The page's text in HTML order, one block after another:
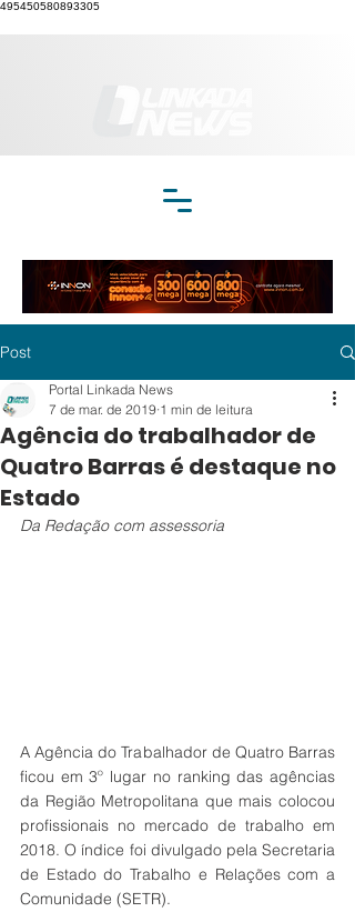
495450580893305
Post
Agência do trabalhador de
Quatro Barras é destaque no
Estado
Portal Linkada News
7 de mar. de 2019 1 min de leitura
Da Redação com assessoria
A Agência do Trabalhador de Quatro Barras
ficou em 3º lugar no ranking das agências
da Região Metropolitana que mais colocou
profissionais no mercado de trabalho em
2018. O índice foi divulgado pela Secretaria
de Estado do Trabalho e Relações com a
Comunidade (SETR).